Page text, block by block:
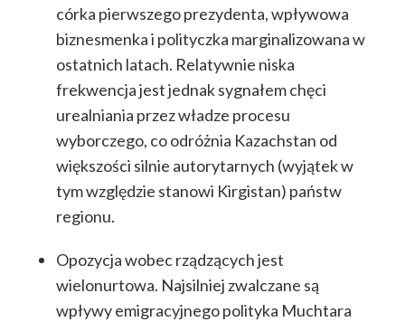
córka pierwszego prezydenta, wpływowa
biznesmenka i polityczka marginalizowana w
ostatnich latach. Relatywnie niska
frekwencja jest jednak sygnałem chęci
urealniania przez władze procesu
wyborczego, co odróżnia Kazachstan od
większości silnie autorytarnych (wyjątek w
tym względzie stanowi Kirgistan) państw
regionu.
Opozycja wobec rządzących jest
wielonurtowa. Najsilniej zwalczane są
wpływy emigracyjnego polityka Muchtara